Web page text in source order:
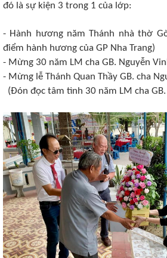
đó là sự kiện 3 trong 1 của lớp:
- Hành hương năm Thánh nhà thờ
điểm hành hương của GP Nha Trang)
- Mừng 30 năm LM cha GB. Nguyễn
- Mừng lễ Thánh Quan Thầy GB. cha
(Đón đọc tâm tình 30 năm LM cha GB.